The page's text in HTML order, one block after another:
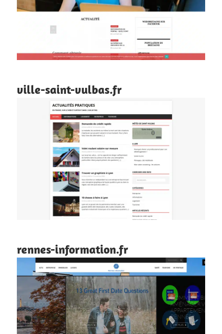
ville-saint-vulbas.fr
rennes-information.fr